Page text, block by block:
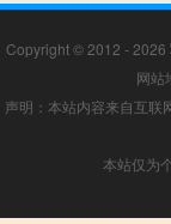
Copyright © 2012 - 2026
网站
声明：本站内容来自互联
本站仅为